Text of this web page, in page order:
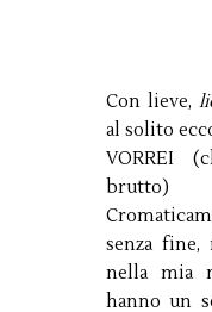
Con lieve,
al solito
VORREI
senza
nella mia
hanno un